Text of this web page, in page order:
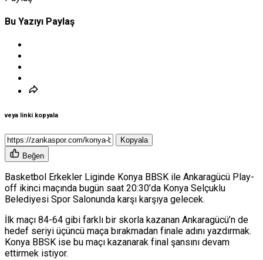
Bu Yazıyı Paylaş
veya linki kopyala
Kopyala
Beğen
Basketbol Erkekler Liginde Konya BBSK ile Ankaragücü Play-
off ikinci maçında bugün saat 20:30’da Konya Selçuklu
Belediyesi Spor Salonunda karşı karşıya gelecek.
İlk maçı 84-64 gibi farklı bir skorla kazanan Ankaragücü’n de
hedef seriyi üçüncü maça bırakmadan finale adını yazdırmak.
Konya BBSK ise bu maçı kazanarak final şansını devam
ettirmek istiyor.